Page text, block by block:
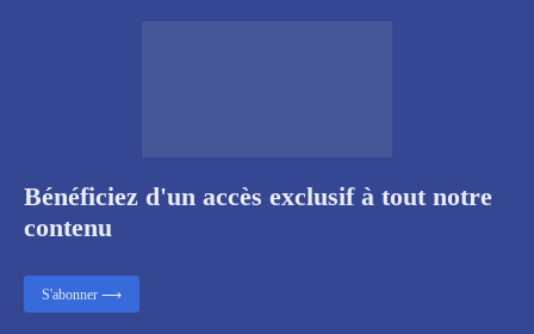
Bénéficiez d'un accès exclusif à tout notre
contenu
S'abonner ⟶